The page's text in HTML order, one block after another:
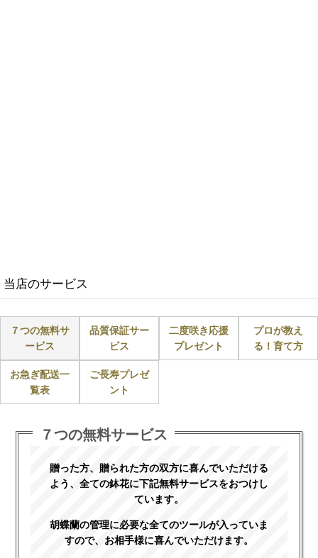
当店のサービス
７つの無料サ
ービス
品質保証サー
ビス
二度咲き応援
プレゼント
プロが教え
る！育て方
お急ぎ配送一
覧表
ご長寿プレゼ
ント
７つの無料サービス
贈った方、贈られた方の双方に喜んでいただける
よう、全ての鉢花に下記無料サービスをおつけし
ています。
胡蝶蘭の管理に必要な全てのツールが入っていま
すので、お相手様に喜んでいただけます。